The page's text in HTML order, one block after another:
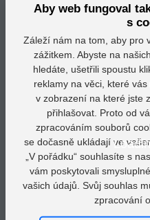
Aby web fungoval
s
Záleží nám na tom, aby pro
zážitkem. Abyste na
hledáte, ušetřili spoustu
reklamy na věci, které
v zobrazení na které jste
přihlašovat. Proto od
zpracováním souborů
se dočasně ukládají ve
„V pořádku“ souhlasíte s
vám poskytovali
vašich údajů. Svůj souhlas
zpracování